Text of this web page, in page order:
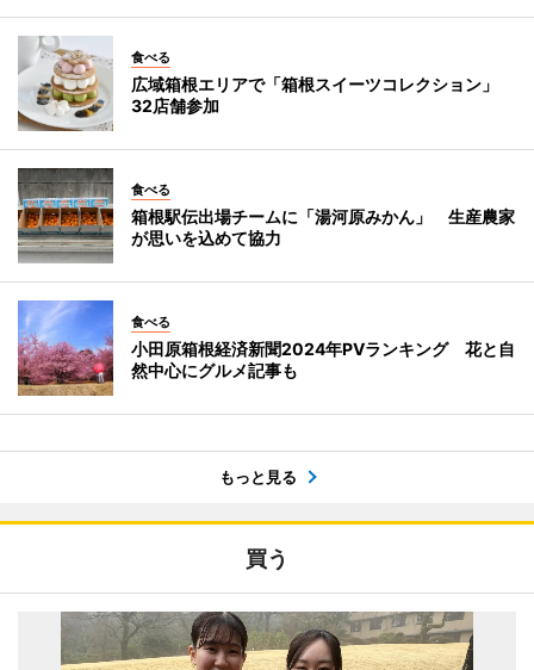
食べる
広域箱根エリアで「箱根スイーツコレクション」
32店舗参加
食べる
箱根駅伝出場チームに「湯河原みかん」 生産農家
が思いを込めて協力
食べる
小田原箱根経済新聞2024年PVランキング 花と自
然中心にグルメ記事も
もっと見る
買う